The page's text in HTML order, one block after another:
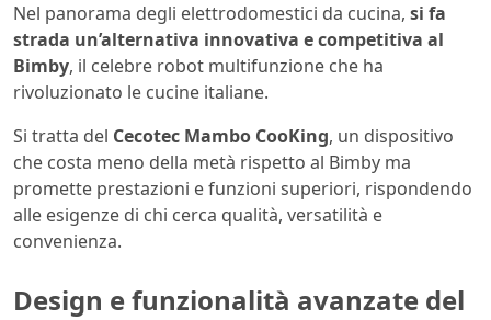
Nel panorama degli elettrodomestici da cucina, si fa
strada un’alternativa innovativa e competitiva al
Bimby, il celebre robot multifunzione che ha
rivoluzionato le cucine italiane.
Si tratta del Cecotec Mambo CooKing, un dispositivo
che costa meno della metà rispetto al Bimby ma
promette prestazioni e funzioni superiori, rispondendo
alle esigenze di chi cerca qualità, versatilità e
convenienza.
Design e funzionalità avanzate del